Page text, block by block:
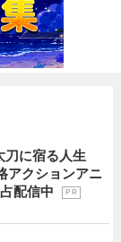
刀に宿る人生
クションアニ
配信中
P R